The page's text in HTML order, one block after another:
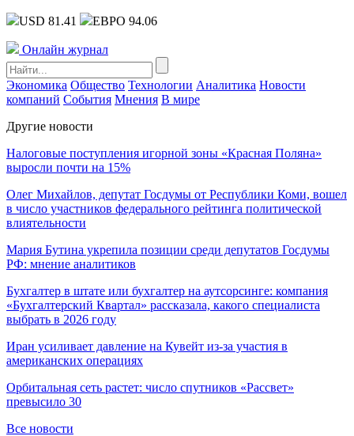
USD 81.41 ЕВРО 94.06
Онлайн журнал
Экономика Общество Технологии Аналитика Новости
компаний События Мнения В мире
Другие новости
Налоговые поступления игорной зоны «Красная Поляна»
выросли почти на 15%
Олег Михайлов, депутат Госдумы от Республики Коми, вошел
в число участников федерального рейтинга политической
влиятельности
Мария Бутина укрепила позиции среди депутатов Госдумы
РФ: мнение аналитиков
Бухгалтер в штате или бухгалтер на аутсорсинге: компания
«Бухгалтерский Квартал» рассказала, какого специалиста
выбрать в 2026 году
Иран усиливает давление на Кувейт из-за участия в
американских операциях
Орбитальная сеть растет: число спутников «Рассвет»
превысило 30
Все новости